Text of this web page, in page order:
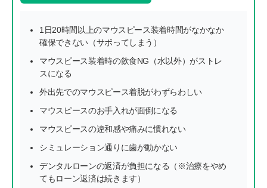
1日20時間以上のマウスピース装着時間がなかなか
確保できない（サボってしまう）
マウスピース装着時の飲食NG（水以外）がストレ
スになる
外出先でのマウスピース着脱がわずらわしい
マウスピースのお手入れが面倒になる
マウスピースの違和感や痛みに慣れない
シミュレーション通りに歯が動かない
デンタルローンの返済が負担になる（※治療をやめ
てもローン返済は続きます）